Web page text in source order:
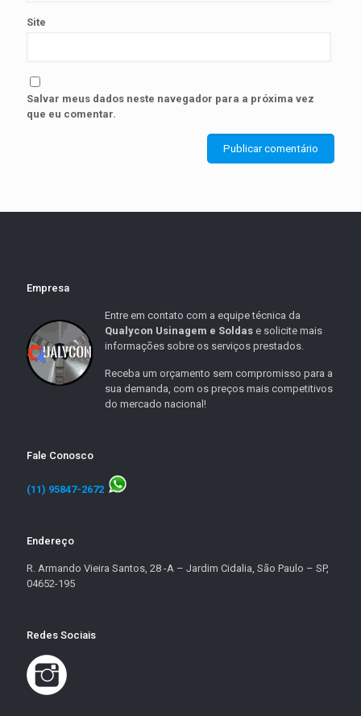
Site
Salvar meus dados neste navegador para a próxima vez
que eu comentar.
Empresa
Entre em contato com a equipe técnica da
Qualycon Usinagem e Soldas e solicite mais
informações sobre os serviços prestados.
Receba um orçamento sem compromisso para a
sua demanda, com os preços mais competitivos
do mercado nacional!
Fale Conosco
(11) 95847-2672
Endereço
R. Armando Vieira Santos, 28 -A – Jardim Cidalia, São Paulo – SP,
04652-195
Redes Sociais